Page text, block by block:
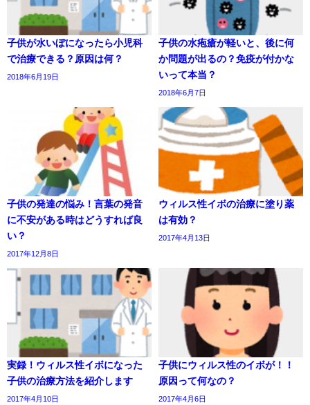
子供が水いぼになったら小児科
で治療できる？原因は何？
2018年6月19日
子供の水疱瘡が軽いと、後に何
か問題が出るの？免疫が付かな
いって本当？
2018年6月7日
子供の発達の悩み！言葉の発音
に不安がある時はどうすれば良
い？
2017年12月8日
ウィルス性イボの治療に塗り薬
は有効？
2017年4月13日
実録！ウィルス性イボになった
子供の治療方法を紹介します
2017年4月10日
子供にウィルス性のイボが！！
原因って何なの？
2017年4月6日